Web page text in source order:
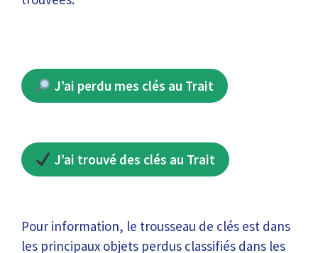
J’ai perdu mes clés au Trait
J’ai trouvé des clés au Trait
Pour information, le trousseau de clés est dans
les principaux objets perdus classifiés dans les